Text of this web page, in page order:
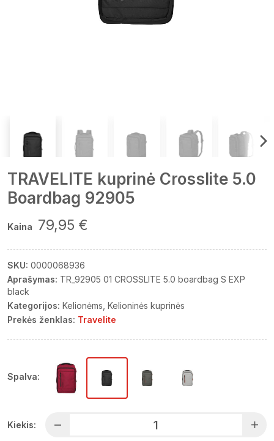
TRAVELITE kuprinė Crosslite 5.0
Boardbag 92905
Kaina 79,95 €
SKU: 0000068936
Aprašymas: TR_92905 01 CROSSLITE 5.0 boardbag S EXP
black
Kategorijos: Kelionėms Kelioninės kuprinės
Prekės ženklas: Travelite
Spalva:
Kiekis: